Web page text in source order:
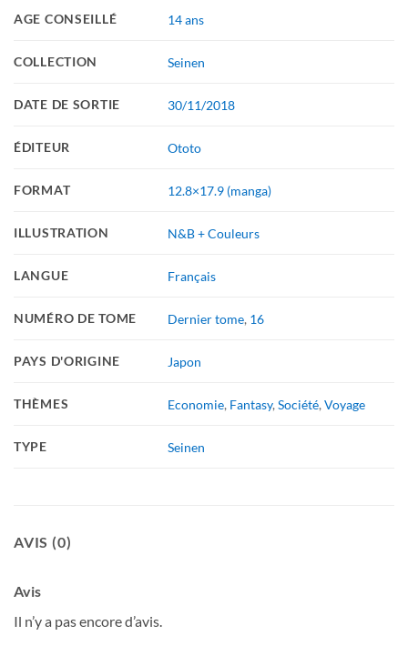
AGE CONSEILLÉ 14 ans
COLLECTION Seinen
DATE DE SORTIE 30/11/2018
ÉDITEUR Ototo
FORMAT 12.8×17.9 (manga)
ILLUSTRATION N&B + Couleurs
LANGUE Français
NUMÉRO DE TOME Dernier tome, 16
PAYS D'ORIGINE Japon
THÈMES Economie, Fantasy,Société,Voyage
TYPE Seinen
AVIS (0)
Avis
Il n’y a pas encore d’avis.